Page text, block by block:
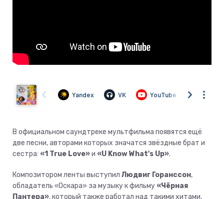
В официальном саундтреке мультфильма появятся ещё
две песни, авторами которых значатся звёздные брат и
сестра: «1 True Love»и «U Know What's Up».
Композитором ленты выступил Людвиг Горанссон,
обладатель «Оскара» за музыку к фильму «Чёрная
Пантера», который также работал над такими хитами,